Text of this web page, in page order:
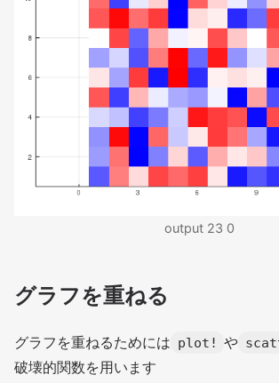
output 23 0
グラフを重ねる
グラフを重ねるためには plot! や
破壊的関数を用います